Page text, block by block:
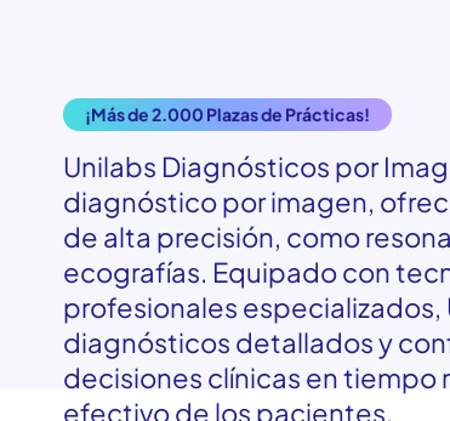
¡Más de 2.000 Plazas de Prácticas!
Unilabs Diagnósticos por
diagnósticoporimagen,
de alta precisión, como
ecografías. Equipadocon
profesionales especializados,
diagnósticos detalladosy
decisiones clínicas entiempo
efectivode los pacientes.